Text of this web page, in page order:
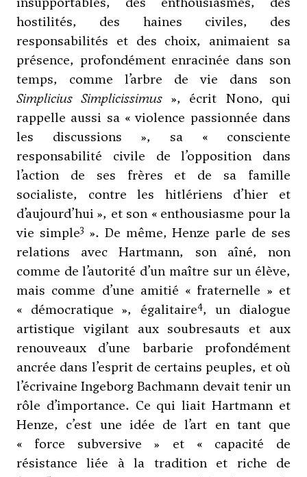
hostilités, des haines civiles, des
responsabilités et des choix, animaient sa
présence, profondément enracinée dans son
temps, comme l’arbre de vie dans son
Simplicius Simplicissimus », écrit Nono, qui
rappelle aussi sa « violence passionnée dans
les discussions », sa « consciente
responsabilité civile de l’opposition dans
l’action de ses frères et de sa famille
socialiste, contre les hitlériens d’hier et
d’aujourd’hui », et son « enthousiasme pour la
vie simple3 ». De même,Henze parle de ses
relations avec Hartmann, son aîné, non
comme de l’autorité d’un maître sur un élève,
mais comme d’une amitié « fraternelle » et
« démocratique », égalitaire4, un dialogue
artistique vigilant aux soubresauts et aux
renouveaux d’une barbarie profondément
ancrée dans l’esprit de certains peuples, et où
l’écrivaine Ingeborg Bachmann devait tenir un
rôle d’importance. Ce qui liait Hartmann et
Henze, c’est une idée de l’art en tant que
« force subversive » et « capacité de
résistance liée à la tradition et riche de